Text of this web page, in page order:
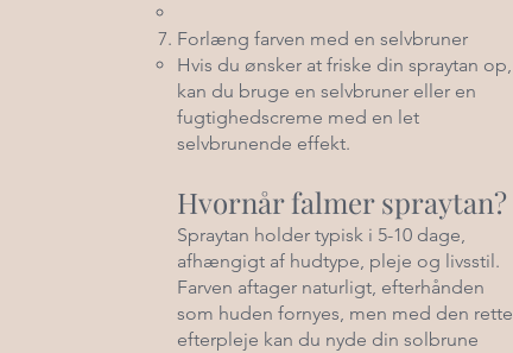
Forlæng farven med en selvbruner
Hvis du ønsker at friske din spraytan op,
kan du bruge en selvbruner eller en
fugtighedscreme med en let
selvbrunende effekt.
Hvornår falmer spraytan?
Spraytan holder typisk i 5-10 dage,
afhængigt af hudtype, pleje og livsstil.
Farven aftager naturligt, efterhånden
som huden fornyes, men med den rette
efterpleje kan du nyde din solbrune